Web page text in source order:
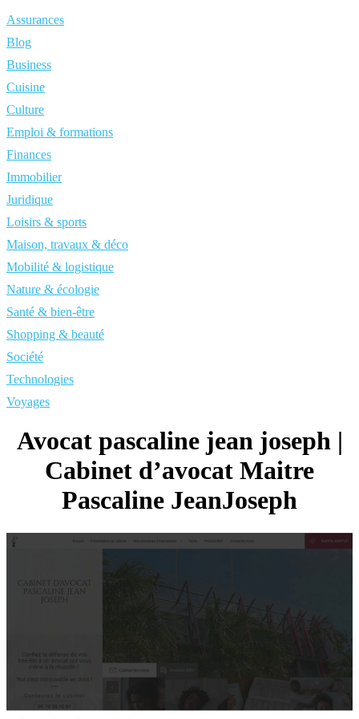
Assurances
Blog
Business
Cuisine
Culture
Emploi & formations
Finances
Immobilier
Juridique
Loisirs & sports
Maison, travaux & déco
Mobilité & logistique
Nature & écologie
Santé & bien-être
Shopping & beauté
Société
Technologies
Voyages
Avocat pascaline jean joseph |
Cabinet d’avocat Maitre
Pascaline JeanJoseph